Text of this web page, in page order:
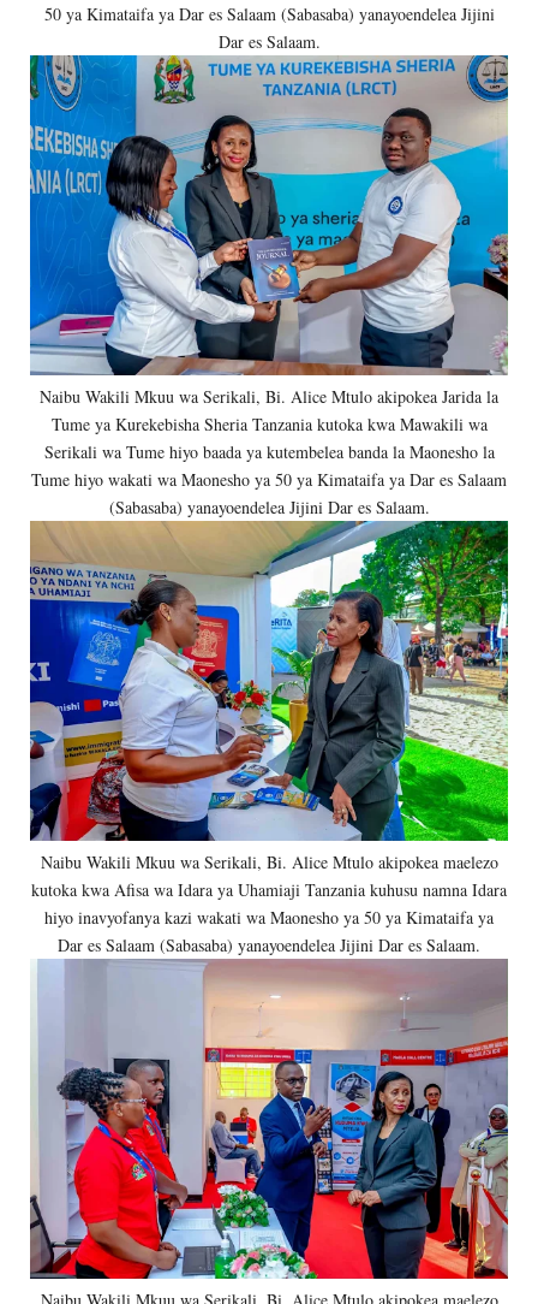
50 ya Kimataifa ya Dar es Salaam (Sabasaba) yanayoendelea Jijini
Dar es Salaam.
Naibu Wakili Mkuu wa Serikali, Bi. Alice Mtulo akipokea Jarida la
Tume ya Kurekebisha Sheria Tanzania kutoka kwa Mawakili wa
Serikali wa Tume hiyo baada ya kutembelea banda la Maonesho la
Tume hiyo wakati wa Maonesho ya 50 ya Kimataifa ya Dar es Salaam
(Sabasaba) yanayoendelea Jijini Dar es Salaam.
Naibu Wakili Mkuu wa Serikali, Bi. Alice Mtulo akipokea maelezo
kutoka kwa Afisa wa Idara ya Uhamiaji Tanzania kuhusu namna Idara
hiyo inavyofanya kazi wakati wa Maonesho ya 50 ya Kimataifa ya
Dar es Salaam (Sabasaba) yanayoendelea Jijini Dar es Salaam.